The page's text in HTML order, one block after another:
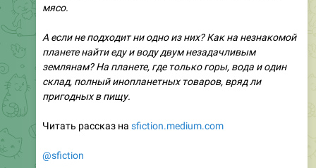
мясо.
А если не подходит ни одно из них? Как на незнакомой
планете найти еду и воду двум незадачливым
землянам? На планете, где только горы, вода и один
склад, полный инопланетных товаров, вряд ли
пригодных в пищу.
Читать рассказ на sfiction.medium.com
@sfiction